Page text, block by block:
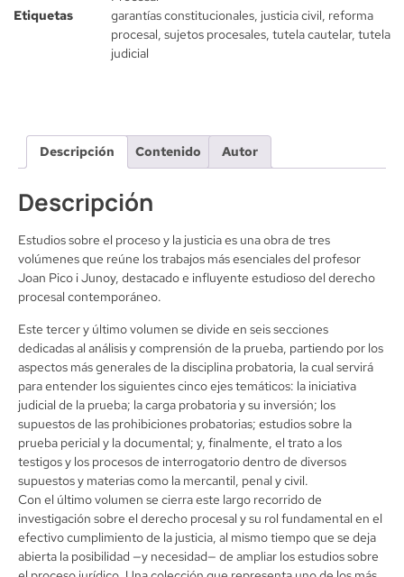
Etiquetas
garantías constitucionales justicia civil reforma
procesal sujetos procesales tutela cautelar, tutela
judicial
Descripción Contenido Autor
Descripción
Estudios sobre el proceso y la justicia es una obra de tres
volúmenes que reúne los trabajos más esenciales del profesor
Joan Pico i Junoy, destacado e influyente estudioso del derecho
procesal contemporáneo.
Este tercer y último volumen se divide en seis secciones
dedicadas al análisis y comprensión de la prueba, partiendo por los
aspectos más generales de la disciplina probatoria, la cual servirá
para entender los siguientes cinco ejes temáticos: la iniciativa
judicial de la prueba; la carga probatoria y su inversión; los
supuestos de las prohibiciones probatorias; estudios sobre la
prueba pericial y la documental; y, finalmente, el trato a los
testigos y los procesos de interrogatorio dentro de diversos
supuestos y materias como la mercantil, penal y civil.
Con el último volumen se cierra este largo recorrido de
investigación sobre el derecho procesal y su rol fundamental en el
efectivo cumplimiento de la justicia, al mismo tiempo que se deja
abierta la posibilidad —y necesidad— de ampliar los estudios sobre